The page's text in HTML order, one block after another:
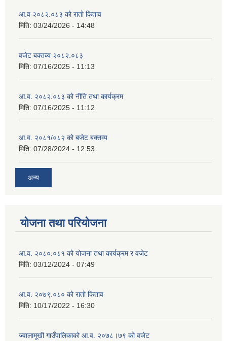
आ.व २०८२.०८३ को रातो किताव
मिति: 03/24/2026 - 14:48
वजेट बक्तव्य २०८२.०८३
मिति: 07/16/2025 - 11:13
आ.व. २०८२.०८३ को नीति तथा कार्यक्रम
मिति: 07/16/2025 - 11:12
आ.व. २०८१/०८२ को बजेट बक्तव्य
मिति: 07/28/2024 - 12:53
अन्य
योजना तथा परियोजना
आ.व. २०८०.०८१ को योजना तथा कार्यक्रम र वजेट
मिति: 03/12/2024 - 07:49
आ.व. २०७९.०८० को रातो किताव
मिति: 10/17/2022 - 16:30
ज्वालामूखी गाउँपालिकाको आ.व. २०७८।७९ को वजेट